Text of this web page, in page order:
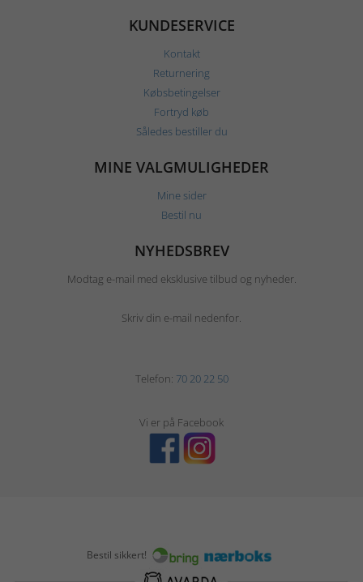
KUNDESERVICE
Kontakt
Returnering
Købsbetingelser
Fortryd køb
Således bestiller du
MINE VALGMULIGHEDER
Mine sider
Bestil nu
NYHEDSBREV
Modtag e-mail med eksklusive tilbud og nyheder.
Skriv din e-mail nedenfor.
Telefon: 70 20 22 50
Vi er på Facebook
Bestil sikkert!